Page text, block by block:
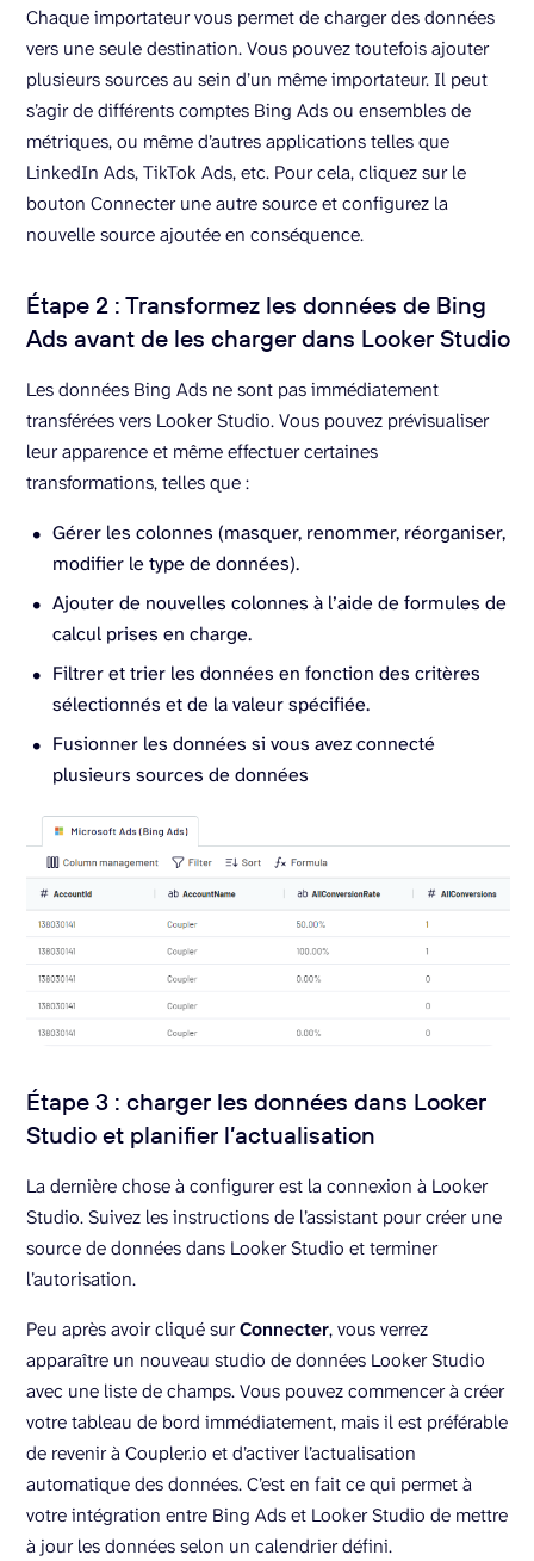
Chaque importateur vous permet de charger des données
vers une seule destination. Vous pouvez toutefois ajouter
plusieurs sources au sein d’un même importateur. Il peut
s’agir de différents comptes Bing Ads ou ensembles de
métriques, ou même d’autres applications telles que
LinkedIn Ads, TikTok Ads, etc. Pour cela, cliquez sur le
bouton Connecter une autre source et configurez la
nouvelle source ajoutée en conséquence.
Étape 2 : Transformez les données de Bing
Ads avant de les charger dans Looker Studio
Les données Bing Ads ne sont pas immédiatement
transférées vers Looker Studio. Vous pouvez prévisualiser
leur apparence et même effectuer certaines
transformations, telles que :
Gérer les colonnes (masquer, renommer, réorganiser,
modifier le type de données).
Ajouter de nouvelles colonnes à l’aide de formules de
calcul prises en charge.
Filtrer et trier les données en fonction des critères
sélectionnés et de la valeur spécifiée.
Fusionner les données si vous avez connecté
plusieurs sources de données
Étape 3 : charger les données dans Looker
Studio et planifier l’actualisation
La dernière chose à configurer est la connexion à Looker
Studio. Suivez les instructions de l’assistant pour créer une
source de données dans Looker Studio et terminer
l’autorisation.
Peu après avoir cliqué surConnecter, vous verrez
apparaître un nouveau studio de données Looker Studio
avec une liste de champs. Vous pouvez commencer à créer
votre tableau de bord immédiatement, mais il est préférable
de revenir à Coupler.io et d’activer l’actualisation
automatique des données. C’est en fait ce qui permet à
votre intégration entre Bing Ads et Looker Studio de mettre
à jour les données selon un calendrier défini.